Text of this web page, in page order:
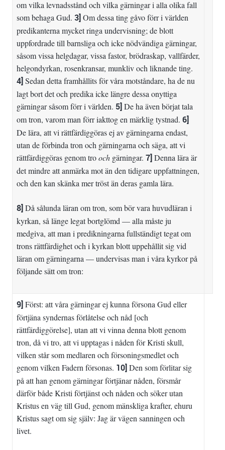
om vilka levnadsstånd och vilka gärningar i alla olika fall
som behaga Gud. 3] Om dessa ting gåvo förr i världen
predikanterna mycket ringa undervisning; de blott
uppfordrade till barnsliga och icke nödvändiga gärningar,
såsom vissa helgdagar, vissa fastor, brödraskap, vallfärder,
helgondyrkan, rosenkransar, munkliv och liknande ting.
4] Sedan detta framhållits för våra motståndare, ha de nu
lagt bort det och predika icke längre dessa onyttiga
gärningar såsom förr i världen. 5] De ha även börjat tala
om tron, varom man förr iakttog en märklig tystnad. 6]
De lära, att vi rättfärdiggöras ej av gärningarna endast,
utan de förbinda tron och gärningarna och säga, att vi
rättfärdiggöras genom trooch gärningar. 7] Denna lära är
det mindre att anmärka mot än den tidigare uppfattningen,
och den kan skänka mer tröst än deras gamla lära.
8] Då sålunda läran om tron, som bör vara huvudläran i
kyrkan, så länge legat bortglömd — alla måste ju
medgiva, att man i predikningarna fullständigt tegat om
trons rättfärdighet och i kyrkan blott uppehållit sig vid
läran om gärningarna — undervisas man i våra kyrkor på
följande sätt om tron:
9] Först: att våra gärningar ej kunna försona Gud eller
förtjäna syndernas förlåtelse och nåd [och
rättfärdiggörelse], utan att vi vinna denna blott genom
tron, då vi tro, att vi upptagas i nåden för Kristi skull,
vilken står som medlaren och försoningsmedlet och
genom vilken Fadern försonas. 10] Den som förlitar sig
på att han genom gärningar förtjänar nåden, försmår
därför både Kristi förtjänst och nåden och söker utan
Kristus en väg till Gud, genom mänskliga krafter, ehuru
Kristus sagt om sig själv: Jag är vägen sanningen och
livet.